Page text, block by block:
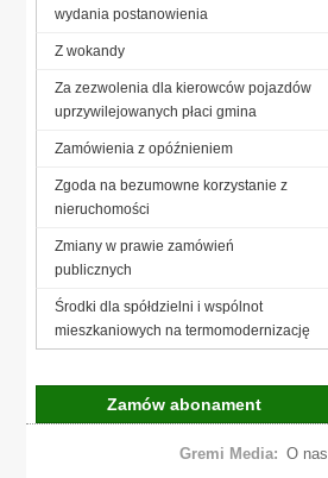
wydania postanowienia
Z wokandy
Za zezwolenia dla kierowców pojazdów
uprzywilejowanych płaci gmina
Zamówienia z opóźnieniem
Zgoda na bezumowne korzystanie z
nieruchomości
Zmiany w prawie zamówień
publicznych
Środki dla spółdzielni i wspólnot
mieszkaniowych na termomodernizację
Zamów abonament
Gremi Media: O nas